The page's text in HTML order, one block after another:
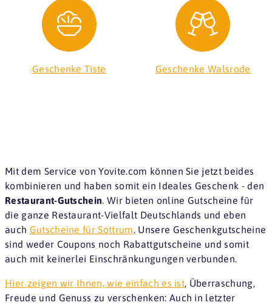
Geschenke Tiste Geschenke Walsrode
Mit dem Service von Yovite.com können Sie jetzt beides
kombinieren und haben somit ein Ideales Geschenk - den
Restaurant-Gutschein. Wir bieten online Gutscheine für
die ganze Restaurant-Vielfalt Deutschlands und eben
auch Gutscheine für Sottrum. Unsere Geschenkgutscheine
sind weder Coupons noch Rabattgutscheine und somit
auch mit keinerlei Einschränkungungen verbunden.
Hier zeigen wir Ihnen, wie einfach es ist, Überraschung,
Freude und Genuss zu verschenken: Auch in letzter